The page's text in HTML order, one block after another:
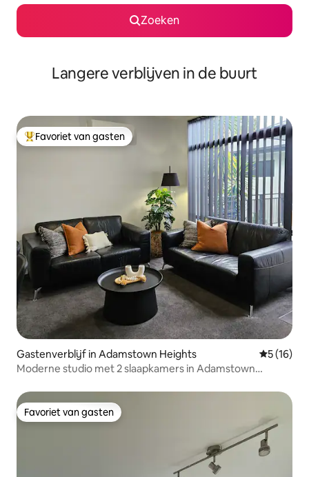
Zoeken
Langere verblijven in de buurt
Topfavoriet van gasten
Favoriet van gasten
Gastenverblijf in Adamstown Heights
5 (16)
Moderne studio met 2 slaapkamers in Adamstown
Favoriet van gasten
Favoriet van gasten